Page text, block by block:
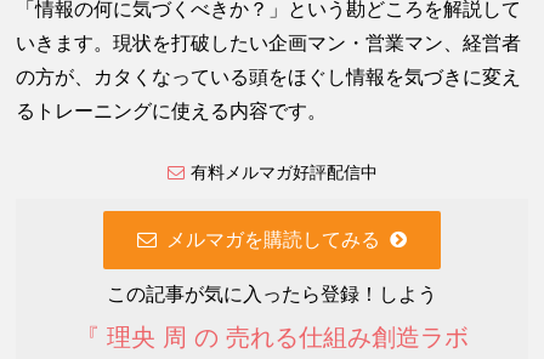
「情報の何に気づくべきか？」という勘どころを解説して
いきます。現状を打破したい企画マン・営業マン、経営者
の方が、カタくなっている頭をほぐし情報を気づきに変え
るトレーニングに使える内容です。
有料メルマガ好評配信中
メルマガを購読してみる
この記事が気に入ったら登録！しよう
『 理央 周 の 売れる仕組み創造ラボ